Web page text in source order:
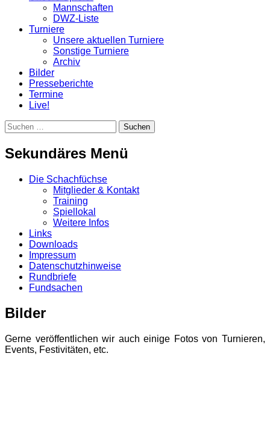
Mannschaften
DWZ-Liste
Turniere
Unsere aktuellen Turniere
Sonstige Turniere
Archiv
Bilder
Presseberichte
Termine
Live!
Suchen
Suchen
nach:
Sekundäres Menü
Zum
Die Schachfüchse
Mitglieder & Kontakt
Training
Spiellokal
Weitere Infos
Links
Downloads
Impressum
Datenschutzhinweise
Rundbriefe
Fundsachen
Bilder
Gerne veröffentlichen wir auch einige Fotos von Turnieren,
Events, Festivitäten, etc.